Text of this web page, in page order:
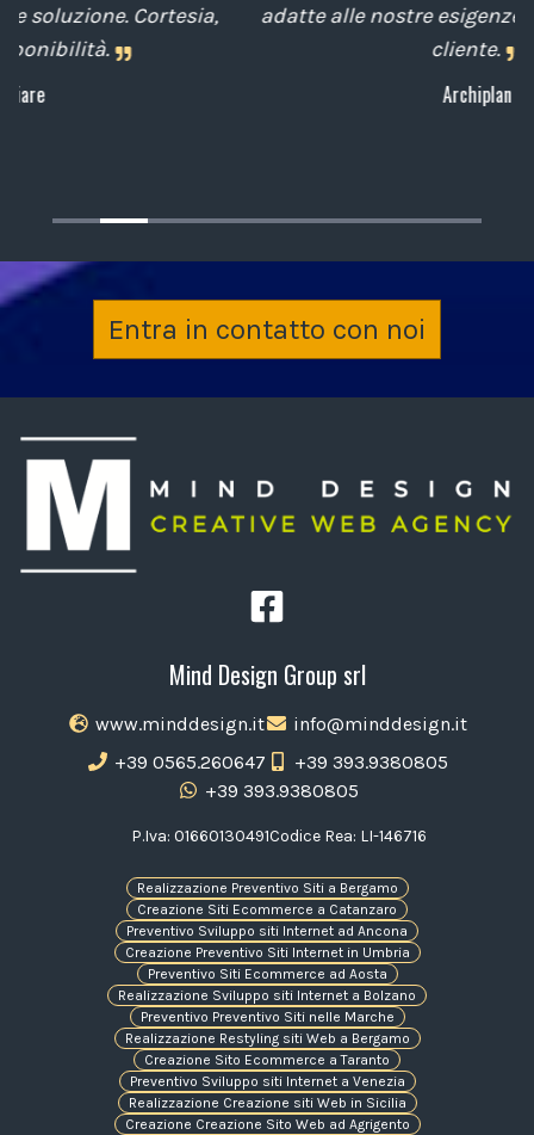
adatte alle nostre esigenze sempre attenti al
Entra in contatto con noi
Mind Design Group srl
www.minddesign.it
info@minddesign.it
+39 0565.260647
+39 393.9380805
+39 393.9380805
P.Iva: 01660130491Codice Rea: LI-146716
Realizzazione Preventivo Siti a Bergamo
Creazione Siti Ecommerce a Catanzaro
Preventivo Sviluppo siti Internet ad Ancona
Creazione Preventivo Siti Internet in Umbria
Preventivo Siti Ecommerce ad Aosta
Realizzazione Sviluppo siti Internet a Bolzano
Preventivo Preventivo Siti nelle Marche
Realizzazione Restyling siti Web a Bergamo
Creazione Sito Ecommerce a Taranto
Preventivo Sviluppo siti Internet a Venezia
Realizzazione Creazione siti Web in Sicilia
Creazione Creazione Sito Web ad Agrigento